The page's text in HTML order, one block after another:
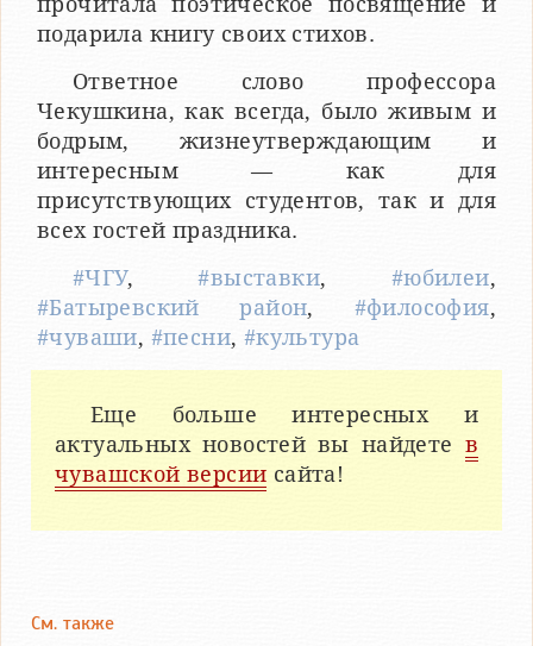
подарила книгу своих стихов.
Ответное слово профессора
Чекушкина, как всегда, было живым и
бодрым, жизнеутверждающим и
интересным — как для
присутствующих студентов, так и для
всех гостей праздника.
#ЧГУ,#выставки, #юбилеи,
#Батыревский район, #философия,
#чуваши, #песни, #культура
Еще больше интересных и
актуальных новостей вы найдете в
чувашской версии сайта!
См. также